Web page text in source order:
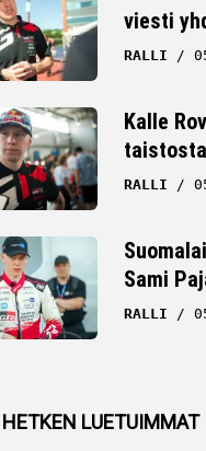
viesti
RALLI
Kalle
taistosta
RALLI
Sami
RALLI
LUETUIMMAT